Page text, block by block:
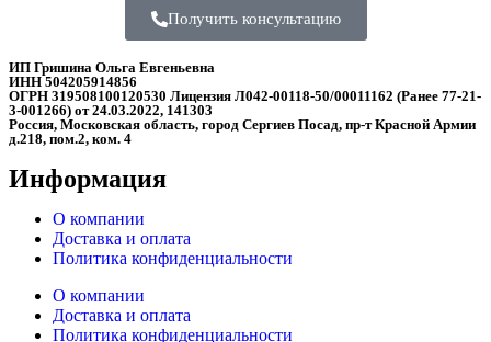
Получить консультацию
ИП Гришина Ольга Евгеньевна
ИНН 504205914856
ОГРН 319508100120530 Лицензия Л042-00118-50/00011162 (Ранее 77-21-
3-001266) от 24.03.2022, 141303
Россия, Московская область, город Сергиев Посад, пр-т Красной Армии
д.218, пом.2, ком. 4
Информация
О компании
Доставка и оплата
Политика конфиденциальности
О компании
Доставка и оплата
Политика конфиденциальности